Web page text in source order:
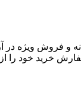
با قیمت
خرید خود را